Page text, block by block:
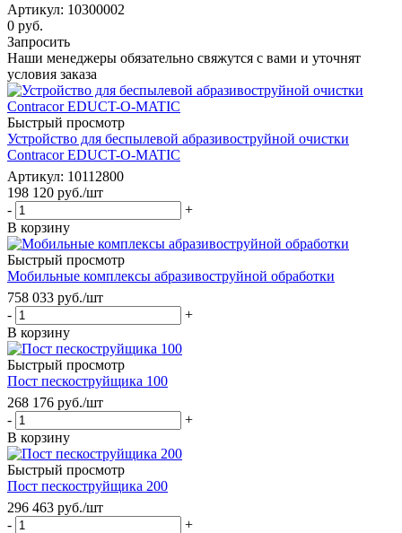
Артикул: 10300002
0 руб.
Запросить
Наши менеджеры обязательно свяжутся с вами и уточнят
условия заказа
Быстрый просмотр
Устройство для беспылевой абразивоструйной очистки
Contracor EDUCT-O-MATIC
Артикул: 10112800
198 120 руб./шт
-
+
В корзину
Быстрый просмотр
Мобильные комплексы абразивоструйной обработки
758 033 руб./шт
-
+
В корзину
Быстрый просмотр
Пост пескоструйщика 100
268 176 руб./шт
-
+
В корзину
Быстрый просмотр
Пост пескоструйщика 200
296 463 руб./шт
-
+